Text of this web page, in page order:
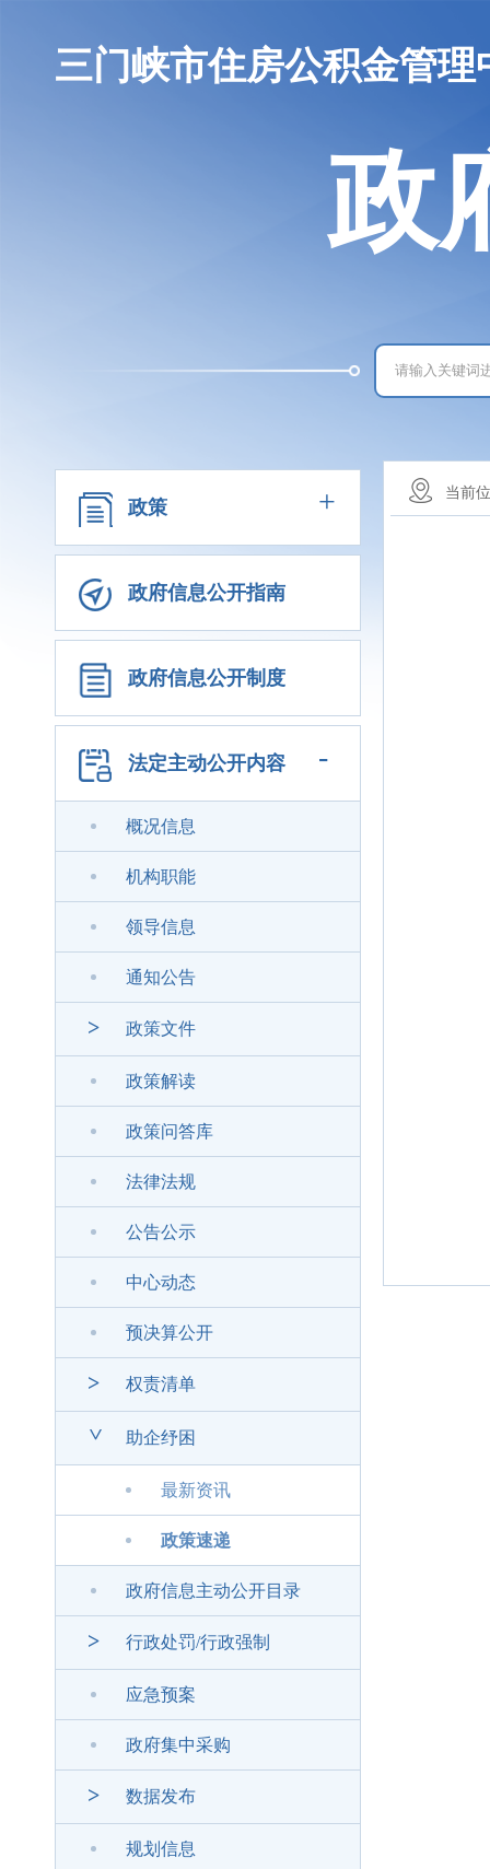
三门峡市住房公积金管理
政
政策 +
政府信息公开指南
政府信息公开制度
法定主动公开内容 -
概况信息
机构职能
领导信息
通知公告
> 政策文件
政策解读
政策问答库
法律法规
公告公示
中心动态
预决算公开
> 权责清单
> 助企纾困
最新资讯
政策速递
政府信息主动公开目录
> 行政处罚/行政强制
应急预案
政府集中采购
> 数据发布
规划信息
当前